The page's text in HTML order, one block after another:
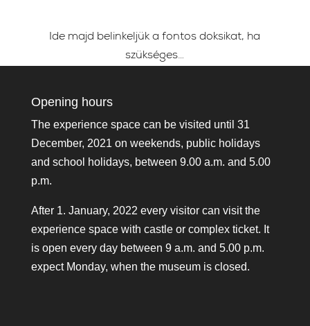
Ide majd belinkeljük a fontos doksikat, ha
szükséges…
Opening hours
The experience space can be visited until 31
December, 2021 on weekends, public holidays
and school holidays, between 9.00 a.m. and 5.00
p.m.
After 1. January, 2022 every visitor can visit the
experience space with castle or complex ticket. It
is open every day between 9 a.m. and 5.00 p.m.
expect Monday, when the museum is closed.